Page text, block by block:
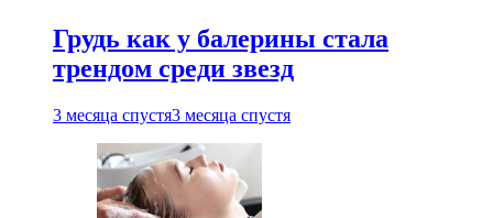
Грудь как у балерины стала
трендом среди звезд
3 месяца спустя3 месяца спустя